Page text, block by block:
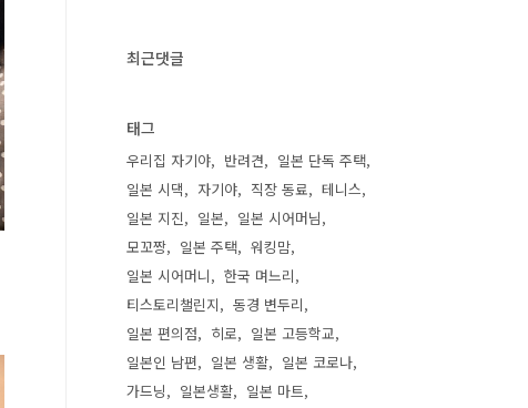
최근댓글
태그
우리집 자기야 반려견
일본 단독 주택
일본 시댁
자기야 직장 동료
테니스
일본 지진
일본
일본 시어머님
모꼬짱
일본 주택
워킹맘
일본 시어머니
한국 며느리
티스토리챌린지
동경 변두리
일본 편의점
히로
일본 고등학교
일본인 남편
일본 생활
일본 코로나
가드닝
일본생활
일본 마트